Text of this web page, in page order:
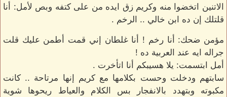
الاتنين اتخضوا منه وكريم زق ايده من على كتفه وبص لأمل: أنا
قلتلك إن ده ابن خالي .. الرخم .
مؤمن ضحك: أنا رخم ! أنا غلطان إني قمت أطمن عليك قلت
جراله ايه عند العربية ده !
أمل ابتسمت: يلا هسيبكم أنا اتأخرت .
سابتهم ودخلت وحست بكلامها مع كريم إنها مرتاحة .. كانت
مكبوته وبتهدد بالانفجار بس الكلام والعياط ريحوها شوية